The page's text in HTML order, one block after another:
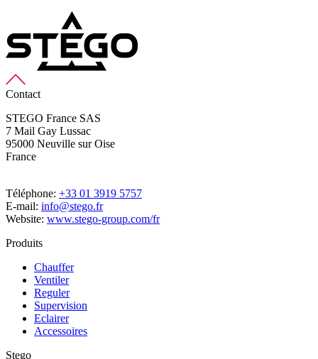
Contact
STEGO France SAS
7 Mail Gay Lussac
95000 Neuville sur Oise
France
Téléphone: +33 01 3919 5757
E-mail: info@stego.fr
Website: www.stego-group.com/fr
Produits
Chauffer
Ventiler
Reguler
Supervision
Eclairer
Accessoires
Stego